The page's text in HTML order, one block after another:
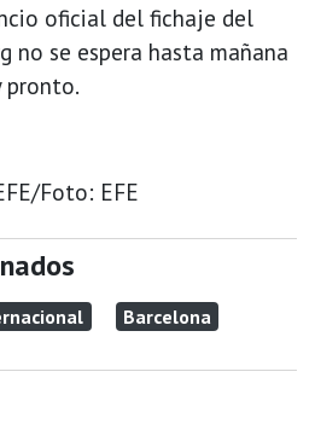
oficial del fichaje del
no se espera hasta mañana
pronto.
Foto: EFE
Barcelona